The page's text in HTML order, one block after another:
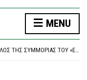
P
N
MENU
ΣΥΝΕΛΉΦΘΗ ΈΝΑ ΑΚΌΜΗ ΜΈΛΟΣ ΤΗΣ ΣΥΜΜΟΡΊΑΣ ΤΟΥ «ΈΝΤΙΚ» ΣΤΟ ΠΑΛΑΙΌ ΦΆΛΗΡΟ
ΧΑΛΚΙΔΙΚΉ: 8ΧΡΟΝΟΣ ΤΡΑΥΜΑΤΊΣΤΗΚΕ ΣΤΗ ΘΆΛΑΣΣΑ – ΈΚΑΝΕ ΒΟΥΤΙΆ ΚΑΙ ΧΤΎΠΗΣΕ ΣΕ ΠΈΤΡΑ